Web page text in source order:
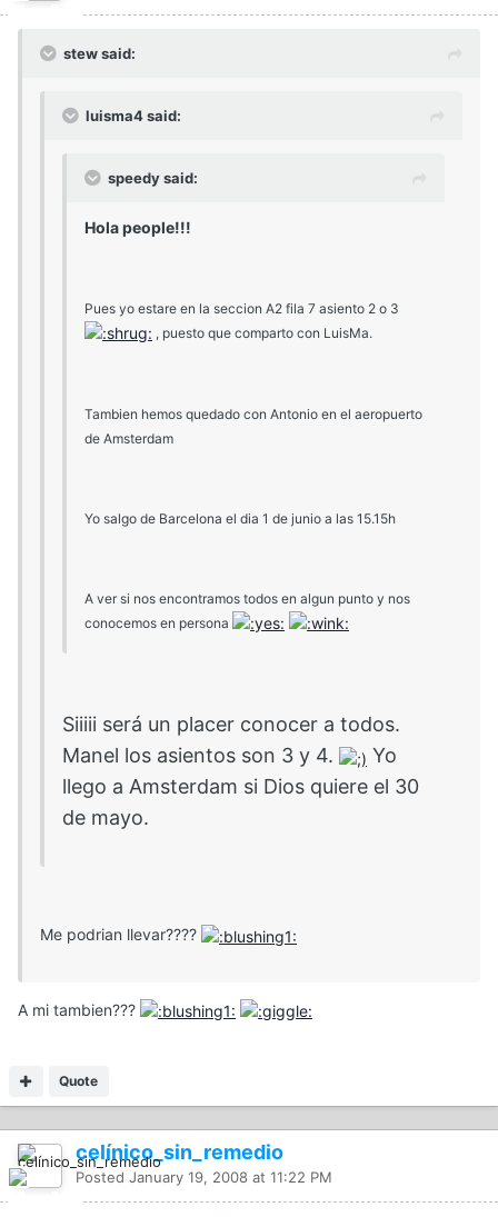
stew said:
luisma4 said:
speedy said:
Hola people!!!
Pues yo estare en la seccion A2 fila 7 asiento 2 o 3
, puesto que comparto con LuisMa.
Tambien hemos quedado con Antonio en el aeropuerto
de Amsterdam
Yo salgo de Barcelona el dia 1 de junio a las 15.15h
A ver si nos encontramos todos en algun punto y nos
conocemos en persona
Siiiii será un placer conocer a todos.
Manel los asientos son 3 y 4.
Yo
llego a Amsterdam si Dios quiere el 30
de mayo.
Me podrian llevar????
A mi tambien???
Quote
celínico_sin_remedio
Posted January 19, 2008 at 11:22 PM